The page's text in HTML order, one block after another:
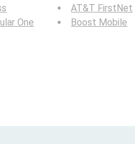
One
AT&T FirstNet
Boost Mobile